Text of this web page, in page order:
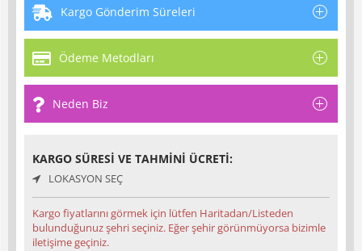
Kargo Gönderim Süreleri
Ödeme Metodları
Neden Biz
KARGO SÜRESI VE TAHMINI ÜCRETI:
LOKASYON SEÇ
Kargo fiyatlarını görmek için lütfen Haritadan/Listeden
bulunduğunuz şehri seçiniz. Eğer şehir görünmüyorsa bizimle
iletişime geçiniz.